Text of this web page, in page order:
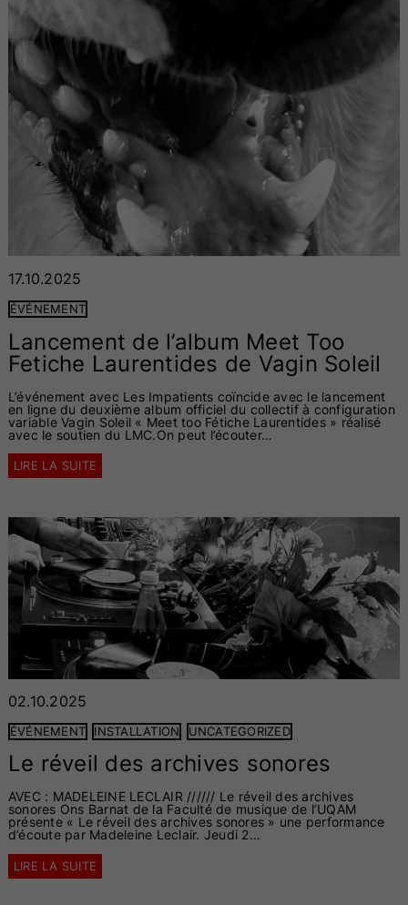
17.10.2025
ÉVÉNEMENT
Lancement de l’album Meet Too
Fetiche Laurentides de Vagin Soleil
L’événement avec Les Impatients coïncide avec le lancement
en ligne du deuxième album officiel du collectif à configuration
variable Vagin Soleil « Meet too Fétiche Laurentides » réalisé
avec le soutien du LMC.On peut l’écouter…
LIRE LA SUITE
02.10.2025
ÉVÉNEMENT INSTALLATION UNCATEGORIZED
Le réveil des archives sonores
AVEC : MADELEINE LECLAIR ////// Le réveil des archives
sonores Ons Barnat de la Faculté de musique de l’UQAM
présente « Le réveil des archives sonores » une performance
d’écoute par Madeleine Leclair. Jeudi 2…
LIRE LA SUITE